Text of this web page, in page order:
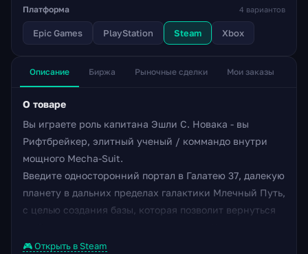
Платформа 4 вариантов
Epic Games PlayStation Steam Xbox
Описание Биржа Рыночные сделки Мои заказы
О товаре
Вы играете роль капитана Эшли С. Новака - вы
Рифтбрейкер, элитный ученый / коммандо внутри
мощного Mecha-Suit.
Введите односторонний портал в Галатею 37, далекую
планету в дальних пределах галактики Млечный Путь,
с целью создания базы, которая позволит вернуться
Эшли, который она называет «мистер Риггс»,
🎮 Открыть в Steam